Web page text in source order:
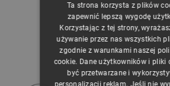
zamówionego towaru
informację o
realizacji.
Ta strona korzysta z plików
zapewnić lepszą wygodę
Korzystając z tej strony,
używanie przez nas wszystkich
zgodnie z warunkami naszej
cookie. Dane użytkowników i pliki
być przetwarzane i
personalizacji reklam. Jeśli nie